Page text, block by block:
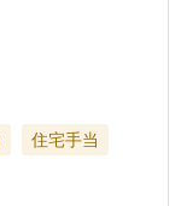
住宅手当